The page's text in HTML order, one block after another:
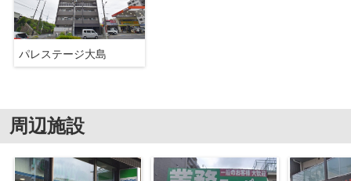
パレステージ大島
周辺施設